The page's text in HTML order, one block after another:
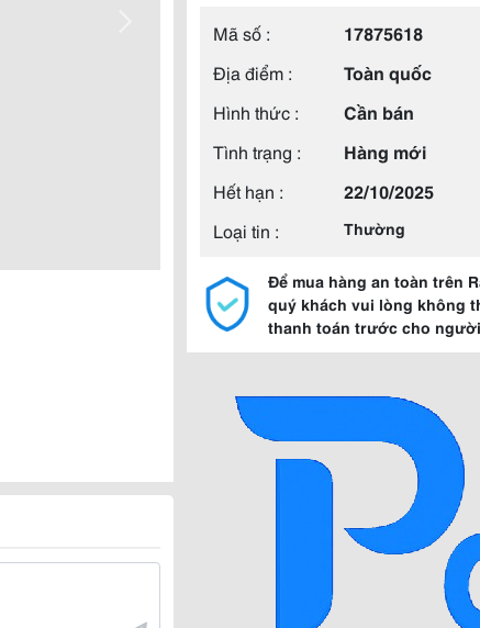
Mã số :
17875618
Địa điểm :
Toàn quốc
Hình thức :
Cần bán
Tình trạng :
Hàng mới
Hết hạn :
22/10/2025
Loại tin :
Thường
Để mua hàng an toàn trên
quý khách vui lòng không
thanh toán trước cho